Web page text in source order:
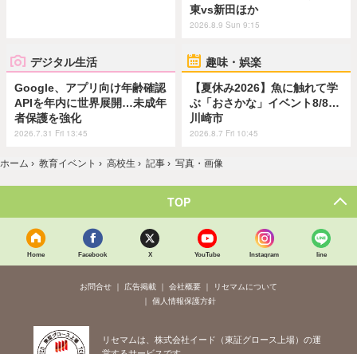
東vs新田ほか
2026.8.9 Sun 9:15
デジタル生活
Google、アプリ向け年齢確認
APIを年内に世界展開…未成年
者保護を強化
2026.7.31 Fri 13:45
趣味・娯楽
【夏休み2026】魚に触れて学
ぶ「おさかな」イベント8/8…
川崎市
2026.8.7 Fri 10:45
ホーム › 教育イベント › 高校生 › 記事 › 写真・画像
TOP
Home Facebook X YouTube Instagram line
お問合せ 広告掲載 会社概要
リセマムについて
個人情報保護方針
リセマムは、株式会社イード（東証グロース上場）の運